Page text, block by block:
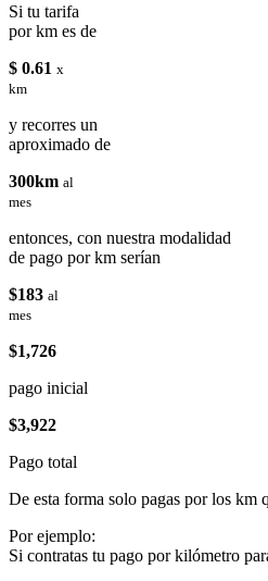
Si tu tarifa
por km es de
$ 0.61 x
km
y recorres un
aproximado de
300km al
mes
entonces, con nuestra modalidad
de pago por km serían
$183 al
mes
$1,726
pago inicial
$3,922
Pago total
De esta forma solo pagas por los km
Por ejemplo:
Si contratas tu pago por kilómetro